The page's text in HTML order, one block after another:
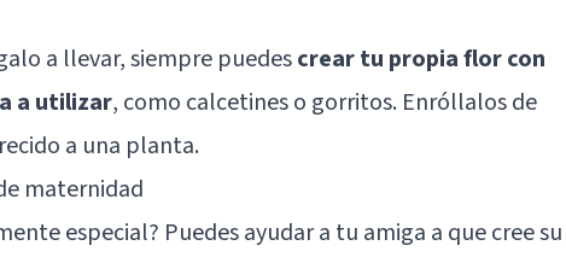
a llevar, siempre puedescrear tu propia flor con
a utilizar, como calcetines o gorritos. Enróllalos de
a una planta.
maternidad
especial? Puedes ayudar a tu amiga a que cree su